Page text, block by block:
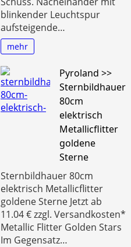
blinkender Leuchtspur
aufsteigende…
mehr
Pyroland >>
Sternbildhauer
80cm
elektrisch
Metallicflitter
goldene
Sterne
Sternbildhauer 80cm
elektrisch Metallicflitter
goldene Sterne Jetzt ab
11.04 € zzgl. Versandkosten*
Metallic Flitter Golden Stars
Im Gegensatz…